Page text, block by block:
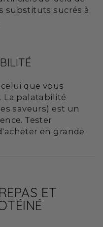
substituts sucrés à
que vous
La palatabilité
saveurs) est un
Tester
en grande
ET